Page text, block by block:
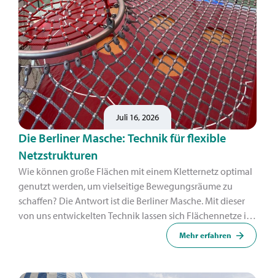
Juli 16, 2026
Die Berliner Masche: Technik für flexible
Netzstrukturen
Wie können große Flächen mit einem Kletternetz optimal
genutzt werden, um vielseitige Bewegungsräume zu
schaffen? Die Antwort ist die Berliner Masche. Mit dieser
von uns entwickelten Technik lassen sich Flächennetze in
Mehr erfahren